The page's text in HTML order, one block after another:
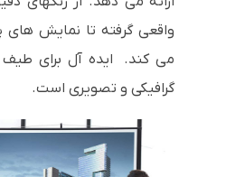
واقعی گرفته تا نمایش
می کند. ایده آل برای طیف
گرافیکی و تصویری است.